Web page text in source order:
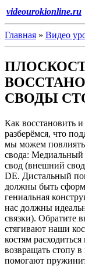
videourokionline.ru
Главная » Видео
СВОДЫ
Как восстановить
разберёмся, что
мы можем
свода: Медиальный
свод (внешний
DE. Дистальный
должны быть
гениальная
нас должны
связки). Обратите
стягивают наши
костям
возвращать стопу в
помогают